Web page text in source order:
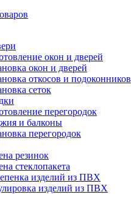
окон и дверей
окон и дверей
откосов и подоконников
сеток
перегородок
и балконы
перегородок
резинок
стеклопакета
изделий из ПВХ
изделий из ПВХ